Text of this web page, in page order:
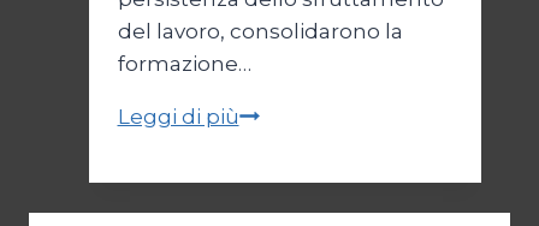
del lavoro, consolidarono la
formazione…
Leggi di piùRicchi
multimiliardari
latinoamericani